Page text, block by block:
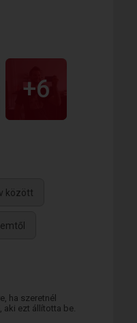
+6
között
ha szeretnél
aki ezt állította be.